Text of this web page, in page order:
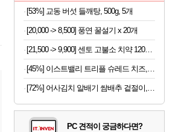
[53%] 교동 버섯 들깨탕, 500g, 5개
[20,000 -> 8,500] 풍연 꿀설기 x 20개
[21,500 -> 9,900] 센토 고불소 치약 120g x 4개
[72%] 어사김치 알배기 쌈배추 겉절이, 2kg, 1개
PC 견적이 궁금하다면?